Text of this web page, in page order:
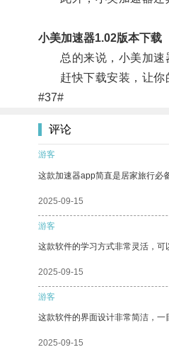
小美加速器1.02版本下载
总的来说，小美加速器
赶快下载安装，让你
#37#
评论
游客
这款加速器app简直是居家旅行必
2025-09-15
游客
这款软件的学习方式非常灵活，可
2025-09-15
游客
这款软件的界面设计非常简洁，一
2025-09-15